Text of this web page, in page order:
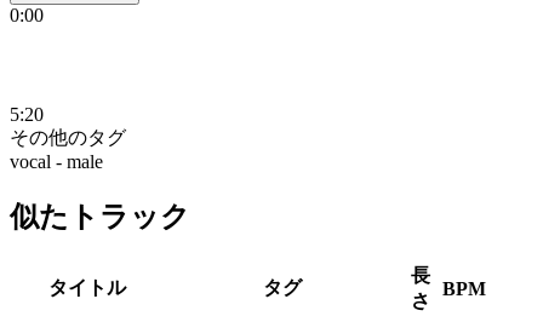
0:00
5:20
その他のタグ
vocal - male
似たトラック
タイトル タグ
長
さ
BPM